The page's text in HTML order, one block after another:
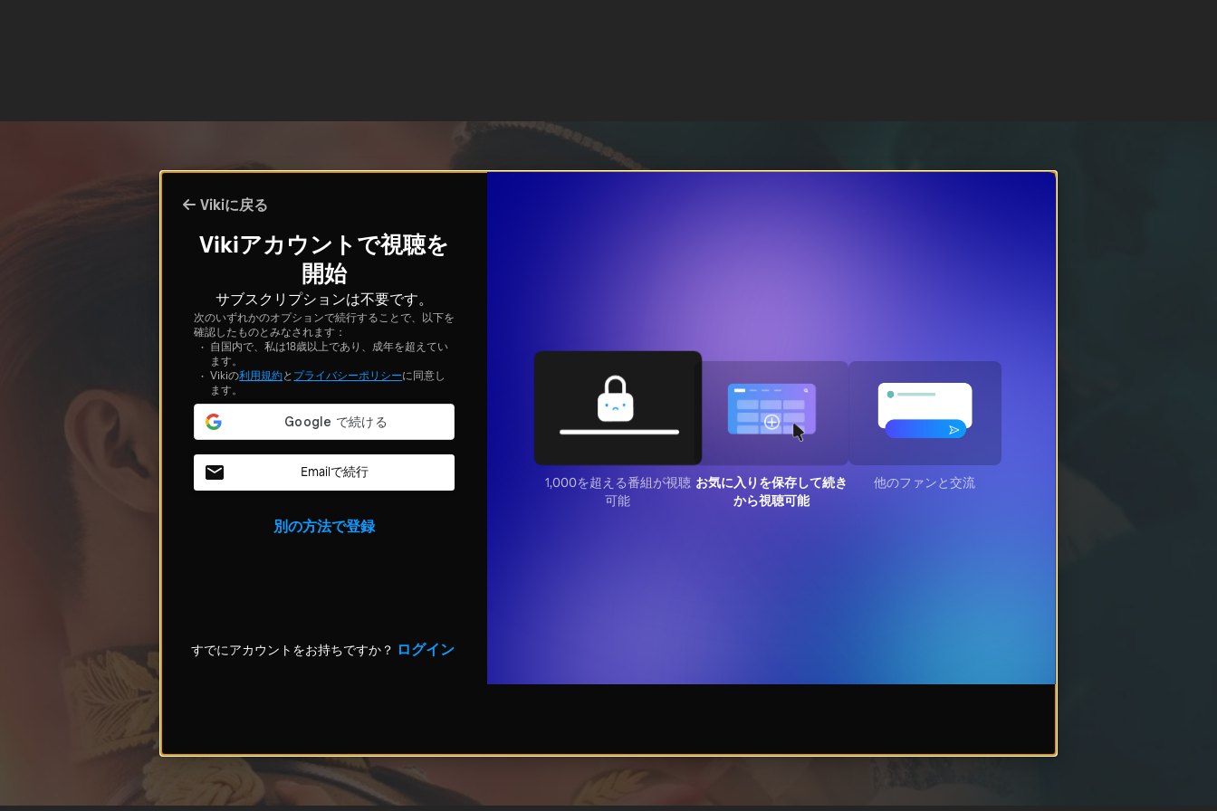
Vikiに戻る
Vikiアカウントで視聴を
開始
サブスクリプションは不要です。
次のいずれかのオプションで続行することで、以下を
確認したものとみなされます：
自国内で、私は18歳以上であり、成年を超えてい
ます。
Vikiの利用規約と プライバシーポリシーに同意し
ます。
Emailで続行
別の方法で登録
すでにアカウントをお持ちですか？ ログイン
1,000を超える番組が視聴
可能
お気に入りを保存して続き
から視聴可能
他のファンと交流